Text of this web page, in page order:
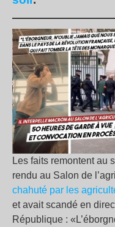
Les faits remontent au
rendu au Salon de
chahuté par les
et avait scandé en
République :